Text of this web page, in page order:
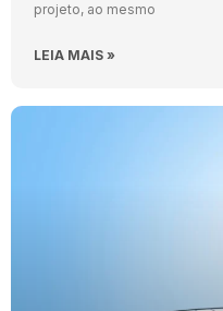
projeto, ao mesmo
LEIA MAIS »